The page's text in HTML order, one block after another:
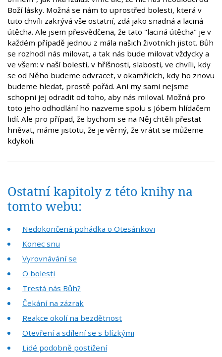
Boží lásky. Možná se nám to uprostřed bolesti, která v
tuto chvíli zakrývá vše ostatní, zdá jako snadná a laciná
útěcha. Ale jsem přesvědčena, že tato "laciná útěcha" je v
každém případě jednou z mála našich životních jistot. Bůh
se rozhodl nás milovat, a tak nás bude milovat vždycky a
ve všem: v naší bolesti, v hříšnosti, slabosti, ve chvíli, kdy
se od Něho budeme odvracet, v okamžicích, kdy ho znovu
budeme hledat, prostě pořád. Ani my sami nejsme
schopni jej odradit od toho, aby nás miloval. Možná pro
toto jeho odhodlání ho nazveme spolu s Jóbem hlídačem
lidí. Ale pro případ, že bychom se na Něj chtěli přestat
hněvat, máme jistotu, že je věrný, že vrátit se můžeme
kdykoli.
Ostatní kapitoly z této knihy na
tomto webu:
Nedokončená pohádka o Otesánkovi
Konec snu
Vyrovnávání se
O bolesti
Trestá nás Bůh?
Čekání na zázrak
Reakce okolí na bezdětnost
Otevření a sdílení se s blízkými
Lidé podobně postižení